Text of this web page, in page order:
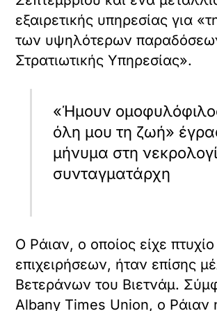
διαδικασία που πήγε
θάψουν δίπλα στον Πολ».
κλείσει
ρύθμισή
ομόφυλα
Μετά από χρόνια που
σεξουαλική του ταυτότητα, ο
ζήτησε συγγνώμη: «Λυπάμαι
το θάρρος να μιλήσω ως